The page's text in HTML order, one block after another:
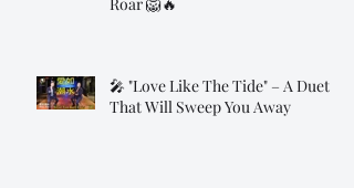
🎤 "Love Like The Tide" – A Duet
That Will Sweep You Away